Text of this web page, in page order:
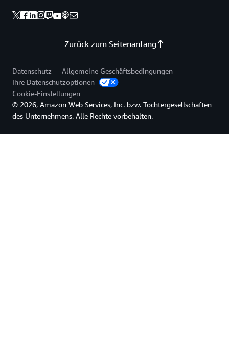
Zurück zum Seitenanfang
Datenschutz
Allgemeine Geschäftsbedingungen
Ihre Datenschutzoptionen
Cookie-Einstellungen
© 2026, Amazon Web Services, Inc. bzw. Tochtergesellschaften
des Unternehmens. Alle Rechte vorbehalten.